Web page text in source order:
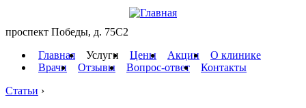
проспект Победы, д. 75C2
Главная
Услуги Цены Акции
О клинике
Врачи
Отзывы Вопрос-ответ
Контакты
Статьи ›